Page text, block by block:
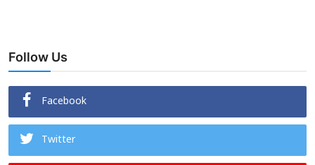
Follow Us
Facebook
Twitter